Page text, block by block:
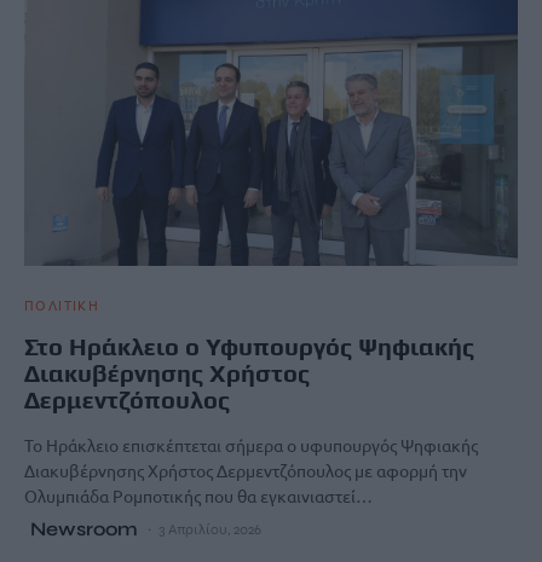
ΠΟΛΙΤΙΚΗ
Στο Ηράκλειο ο Υφυπουργός Ψηφιακής
Διακυβέρνησης Χρήστος
Δερμεντζόπουλος
Το Ηράκλειο επισκέπτεται σήμερα ο υφυπουργός Ψηφιακής
Διακυβέρνησης Χρήστος Δερμεντζόπουλος με αφορμή την
Ολυμπιάδα Ρομποτικής που θα εγκαινιαστεί…
Newsroom 3 Απριλίου, 2026